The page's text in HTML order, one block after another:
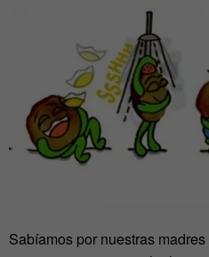
Sabíamos por nuestras